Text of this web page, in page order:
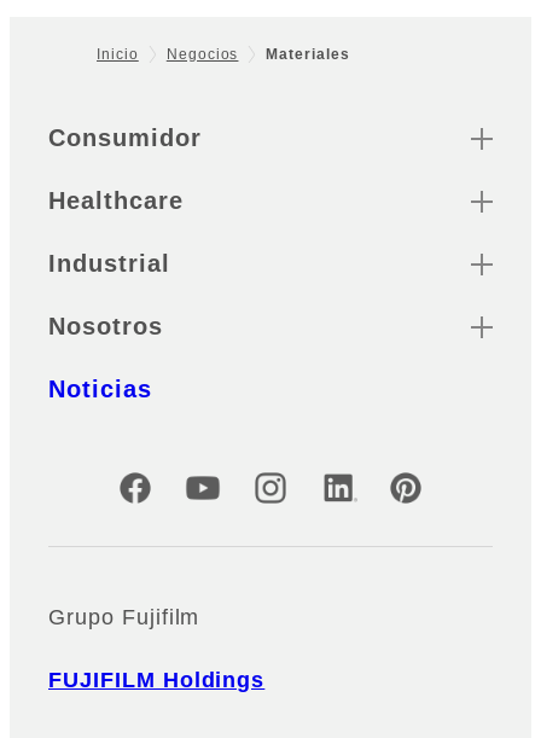
Inicio Negocios Materiales
Sitemap
Consumidor
Healthcare
Industrial
Nosotros
Noticias
Cuentas oficiales de redes sociales
Grupo Fujifilm
FUJIFILM Holdings